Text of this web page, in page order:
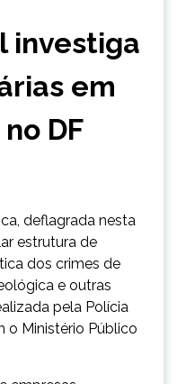
investiga
em
DF
deflagrada nesta
estrutura de
dos crimes de
e outras
pela Polícia
o Ministério Público